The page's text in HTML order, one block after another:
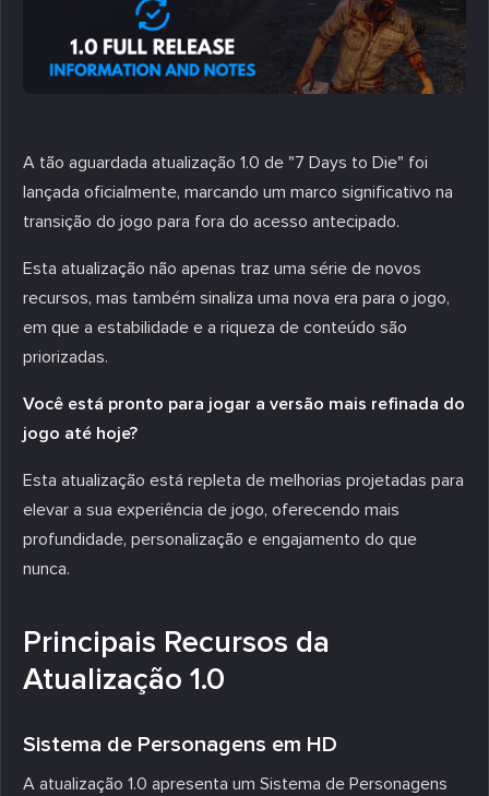
A tão aguardada atualização 1.0 de "7 Days to Die" foi
lançada oficialmente, marcando um marco significativo na
transição do jogo para fora do acesso antecipado.
Esta atualização não apenas traz uma série de novos
recursos, mas também sinaliza uma nova era para o jogo,
em que a estabilidade e a riqueza de conteúdo são
priorizadas.
Você está pronto para jogar a versão mais refinada do
jogo até hoje?
Esta atualização está repleta de melhorias projetadas para
elevar a sua experiência de jogo, oferecendo mais
profundidade, personalização e engajamento do que
nunca.
Principais Recursos da
Atualização 1.0
Sistema de Personagens em HD
A atualização 1.0 apresenta um Sistema de Personagens